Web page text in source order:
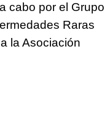
cabo por el Grupo
Raras
la Asociación